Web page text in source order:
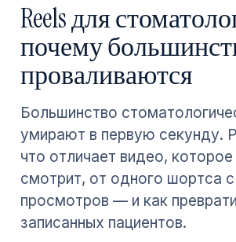
Reels для
почему
проваливаются
Большинство
умирают в первую секунду.
что отличает видео, которое
смотрит, от одного шортса
просмотров — и как
записанных пациентов.